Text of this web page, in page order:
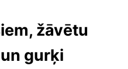
žāvētu
gurķi